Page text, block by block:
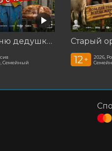
На деревню дедушке 2
Семейный
Старый
12 +
2026,